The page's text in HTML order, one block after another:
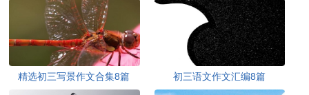
精选初三写景作文合集8篇 初三语文作文汇编8篇